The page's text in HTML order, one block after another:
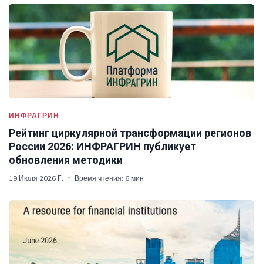
ИНФРАГРИН
Рейтинг циркулярной трансформации регионов
России 2026: ИНФРАГРИН публикует
обновления методики
19 Июля 2026 Г. Время чтения: 6 мин